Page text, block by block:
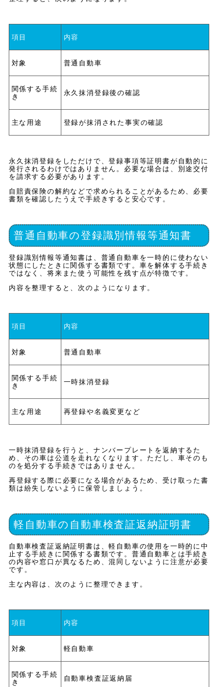
項目 内容
対象 普通自動車
関係する手続
き
永久抹消登録後の確認
主な用途 登録が抹消された事実の確認
永久抹消登録をしただけで、登録事項等証明書が自動的に
発行されるわけではありません。必要な場合は、別途交付
を請求する必要があります。
自賠責保険の解約などで求められることがあるため、必要
書類を確認したうえで手続きすると安心です。
普通自動車の登録識別情報等通知書
登録識別情報等通知書は、普通自動車を一時的に使わない
状態にしたときに関係する書類です。車を解体する手続き
ではなく、将来また使う可能性を残す点が特徴です。
内容を整理すると、次のようになります。
項目 内容
対象 普通自動車
関係する手続
き
一時抹消登録
主な用途 再登録や名義変更など
一時抹消登録を行うと、ナンバープレートを返納するた
め、その車は公道を走れなくなります。ただし、車そのも
のを処分する手続きではありません。
再登録する際に必要になる場合があるため、受け取った書
類は紛失しないように保管しましょう。
軽自動車の自動車検査証返納証明書
自動車検査証返納証明書は、軽自動車の使用を一時的に中
止する手続きに関係する書類です。普通自動車とは手続き
の内容や窓口が異なるため、混同しないように注意が必要
です。
主な内容は、次のように整理できます。
項目 内容
対象 軽自動車
関係する手続
き
自動車検査証返納届